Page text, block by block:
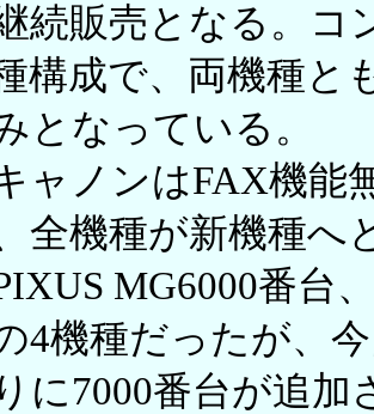
続販売となる。コ
構成で、両機種と
となっている。
ャノンはFAX機能
全機種が新機種へ
MG6000番台
4機種だったが、
に7000番台が追加